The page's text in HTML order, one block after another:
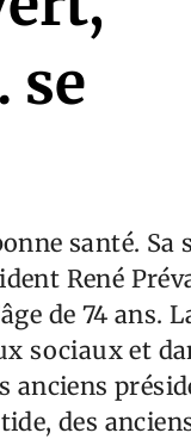
se
santé. Sa
René
de 74 ans.
sociaux et
anciens
des